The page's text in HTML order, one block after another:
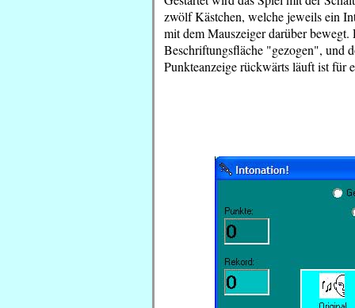
zwölf Kästchen, welche jeweils ein
mit dem Mauszeiger darüber
Beschriftungsfläche "gezogen", und
Punkteanzeige rückwärts läuft ist für